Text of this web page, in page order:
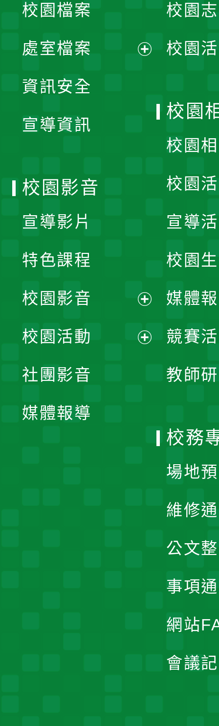
單
校園檔案
處室檔案
資訊安全
宣導資訊
校園
校園
校園
校園
校園
宣導
校園
媒體
競賽
教師
校園影音
宣導影片
特色課程
校園影音
開
校園活動
社團影音
媒體報導
校務
場地
維修
公文
事項
網站
會議